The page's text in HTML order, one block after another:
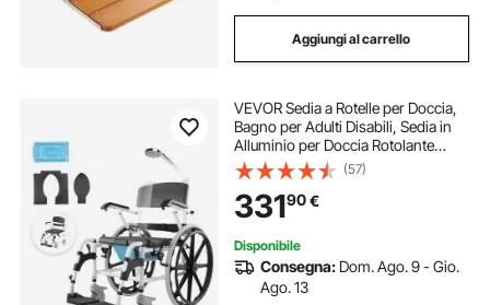
Aggiungi al carrello
VEVOR Sedia a Rotelle per Doccia,
Bagno per Adulti Disabili, Sedia in
Alluminio per Doccia Rotolante
Regolabile con Freno Capacità 136
kg Larghezza 440 mm Sedia da
Trasporto per Comoda da Doccia
(57)
33190€
Disponibile
Consegna: Dom. Ago. 9 - Gio.
Ago. 13